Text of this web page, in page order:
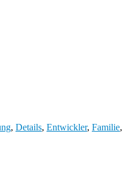
, Details, Entwickler, Familie,